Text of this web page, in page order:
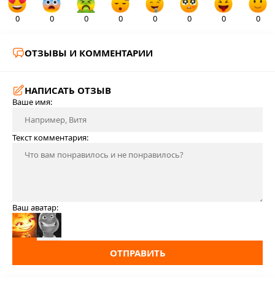
0 0 0 0 0 0 0 0
ОТЗЫВЫ И КОММЕНТАРИИ
НАПИСАТЬ ОТЗЫВ
Ваше имя:
Текст комментария:
Ваш аватар:
ОТПРАВИТЬ